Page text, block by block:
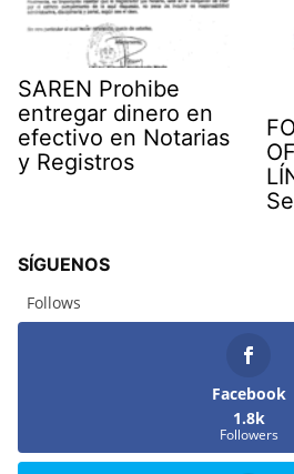
SAREN Prohibe
entregar dinero en
efectivo en Notarias
y Registros
SÍGUENOS
Follows
Facebook
1.8k
Followers